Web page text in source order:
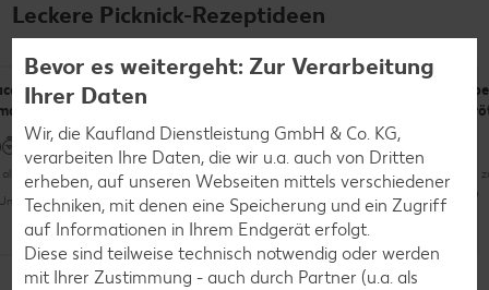
Leckere Picknick-Rezeptideen
mit
60 Minuten
Bayerischer
Bis zu 15 Minuten
Unkompliziert
Bis zu 15 Minuten
Unkompliziert
Bis
Weitere Rezepte entdecken
Bevor es weitergeht: Zur Verarbeitung
Ihrer Daten
Wir, die Kaufland Dienstleistung GmbH & Co. KG,
verarbeiten Ihre Daten, die wir u.a. auch von Dritten
erheben, auf unseren Webseiten mittels verschiedener
Techniken, mit denen eine Speicherung und ein Zugriff
auf Informationen in Ihrem Endgerät erfolgt.
Diese sind teilweise technisch notwendig oder werden
mit Ihrer Zustimmung - auch durch Partner (u.a. als